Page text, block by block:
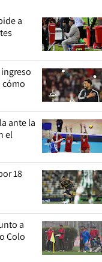
a
cómo
ante la
el
18
a
Colo